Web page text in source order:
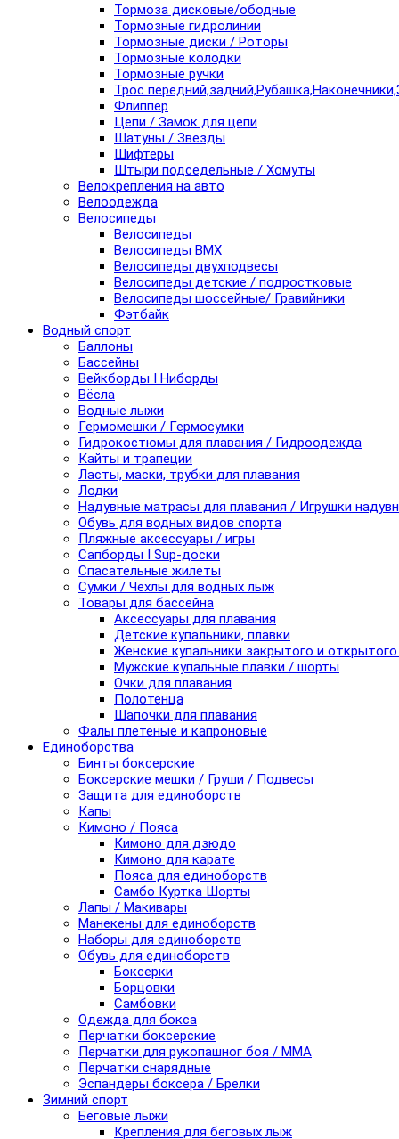
Тормоза дисковые/ободные
Тормозные гидролинии
Тормозные диски / Роторы
Тормозные колодки
Тормозные ручки
Трос
Флиппер
Цепи / Замок для цепи
Шатуны / Звезды
Шифтеры
Штыри подседельные / Хомуты
Велокрепления на авто
Велоодежда
Велосипеды
Велосипеды
Велосипеды BMX
Велосипеды двухподвесы
Велосипеды детские / подростковые
Велосипеды шоссейные/ Гравийники
Фэтбайк
Водный спорт
Баллоны
Бассейны
Вейкборды I Ниборды
Вёсла
Водные лыжи
Гермомешки / Гермосумки
Гидрокостюмы для плавания / Гидроодежда
Кайты и трапеции
Ласты, маски, трубки для плавания
Лодки
Надувные матрасы для плавания / Игрушки
Обувь для водных видов спорта
Пляжные аксессуары / игры
Сапборды I Sup-доски
Спасательные жилеты
Сумки / Чехлы для водных лыж
Товары для бассейна
Аксессуары для плавания
Детские купальники, плавки
Женские купальники закрытого и
Мужские купальные плавки / шорты
Очки для плавания
Полотенца
Шапочки для плавания
Фалы плетеные и капроновые
Единоборства
Бинты боксерские
Боксерские мешки / Груши / Подвесы
Защита для единоборств
Капы
Кимоно / Пояса
Кимоно для дзюдо
Кимоно для карате
Пояса для единоборств
Самбо Куртка Шорты
Лапы / Макивары
Манекены для единоборств
Наборы для единоборств
Обувь для единоборств
Боксерки
Борцовки
Самбовки
Одежда для бокса
Перчатки боксерские
Перчатки для рукопашног боя / ММА
Перчатки снарядные
Эспандеры боксера / Брелки
Зимний спорт
Беговые лыжи
Крепления для беговых лыж